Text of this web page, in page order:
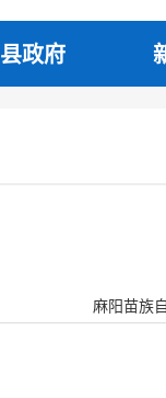
县政府
麻阳苗族